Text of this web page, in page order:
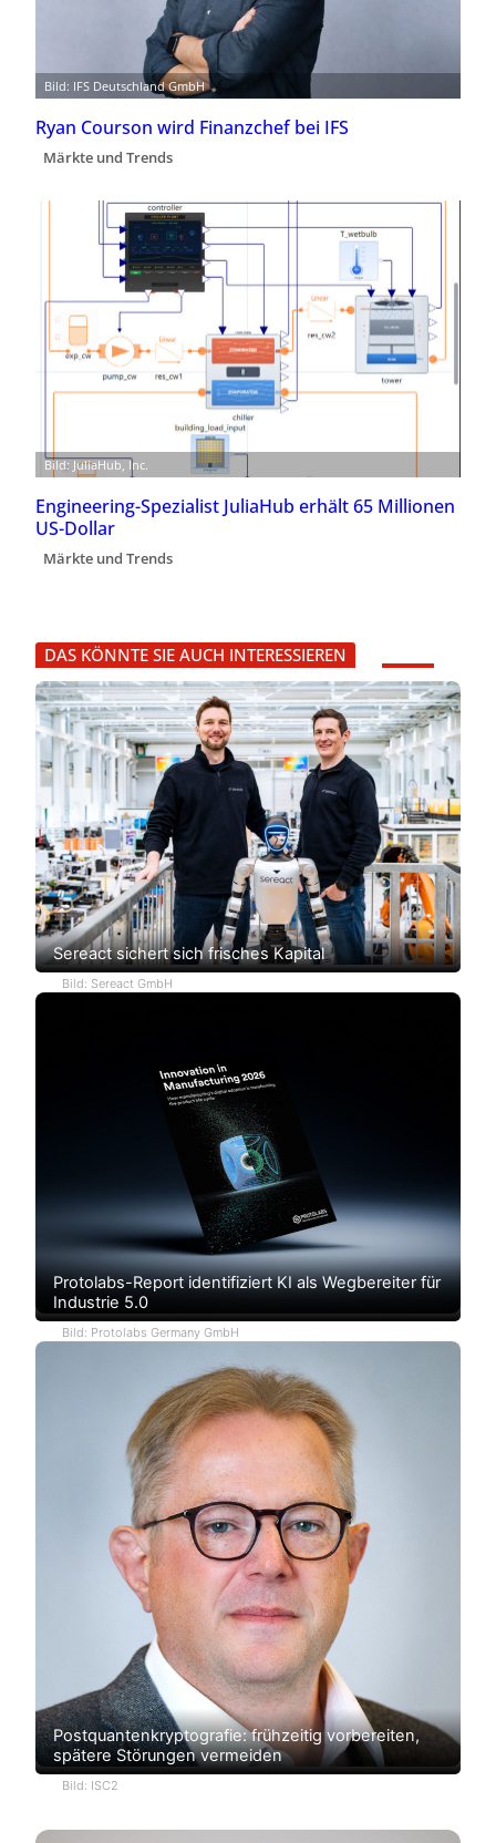
Bild: IFS Deutschland GmbH
Ryan Courson wird Finanzchef bei IFS
Märkte und Trends
Bild: JuliaHub, Inc.
Engineering-Spezialist JuliaHub erhält 65 Millionen
US-Dollar
Märkte und Trends
DAS KÖNNTE SIE AUCH INTERESSIEREN
Sereact sichert sich frisches Kapital
Bild: Sereact GmbH
Protolabs-Report identifiziert KI als Wegbereiter für
Industrie 5.0
Bild: Protolabs Germany GmbH
Postquantenkryptografie: frühzeitig vorbereiten,
spätere Störungen vermeiden
Bild: ISC2